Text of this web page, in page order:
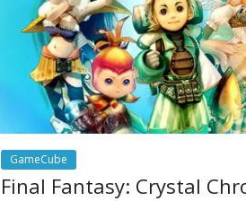
GameCube
Final Fantasy: Crystal